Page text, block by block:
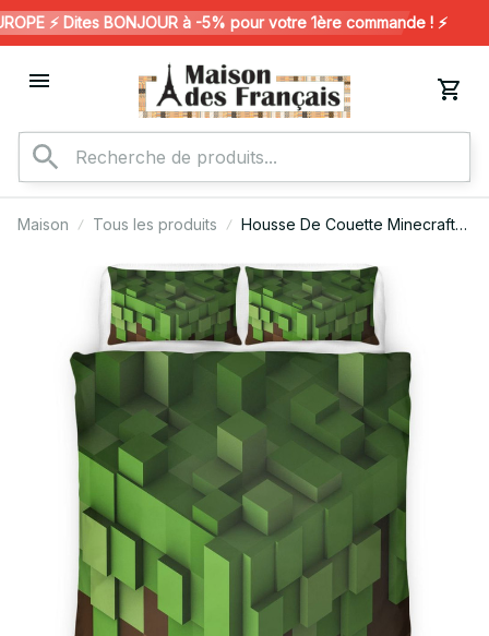
⚡️ Dites BONJOUR à -5% pour votre 1ère commande ! ⚡️
Maison Tous les produits
Housse De Couette Minecraft
Literie